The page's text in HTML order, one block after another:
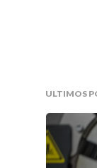
ULTIMOS